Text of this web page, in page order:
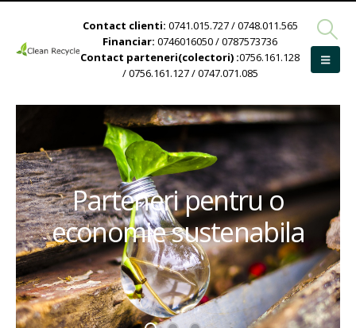
Contact clienti: 0741.015.727 / 0748.011.565
Financiar: 0746016050 / 0787573736
Contact parteneri(colectori) :0756.161.128
/ 0756.161.127 / 0747.071.085
Parteneri pentru o
economie sustenabila